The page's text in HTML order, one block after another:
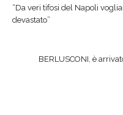
“Da veri tifosi del Napoli
devastato”
BERLUSCONI, è